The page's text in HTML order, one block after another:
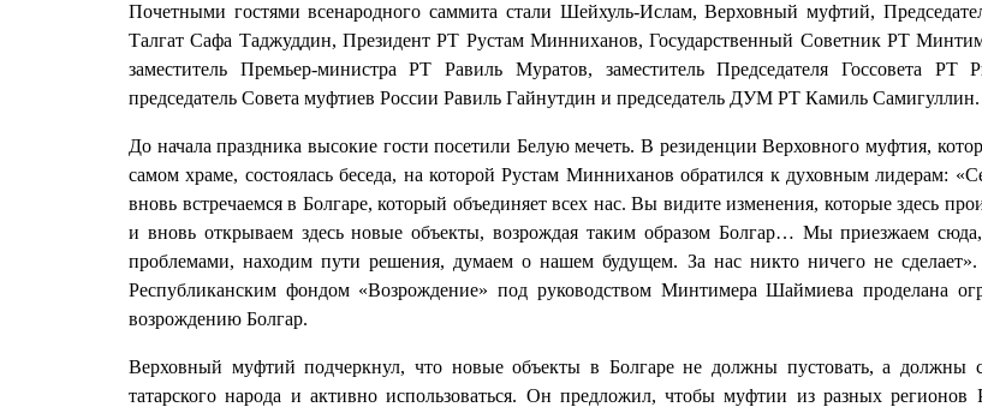
Почетными гостями всенародного саммита стали Шейхуль-Ислам, Верховный муфтий,
Талгат Сафа Таджуддин, Президент РТ Рустам Минниханов, Государственный Советник РТ
заместитель Премьер-министра РТ Равиль Муратов, заместитель Председателя Госсовета РТ
председатель Совета муфтиев России Равиль Гайнутдин и председатель ДУМ РТ Камиль Самигуллин.
До начала праздника высокие гости посетили Белую мечеть. В резиденции Верховного муфтия,
самом храме, состоялась беседа, на которой Рустам Минниханов обратился к духовным лидерам:
вновь встречаемся в Болгаре, который объединяет всех нас. Вы видите изменения, которые здесь
и вновь открываем здесь новые объекты, возрождая таким образом Болгар… Мы приезжаем
проблемами, находим пути решения, думаем о нашем будущем. За нас никто ничего не
Республиканским фондом «Возрождение» под руководством Минтимера Шаймиева проделана
возрождению Болгар.
Верховный муфтий подчеркнул, что новые объекты в Болгаре не должны пустовать, а должны
татарского народа и активно использоваться. Он предложил, чтобы муфтии из разных регионов